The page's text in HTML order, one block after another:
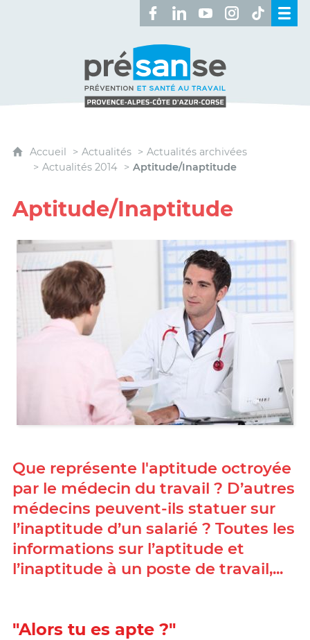
Retrouvez-nous sur Facebook
Retrouvez-nous sur
Retrouvez-nous sur
Retrouvez-
Accueil Actualités
Actualités archivées
Actualités 2014
Aptitude/Inaptitude
Aptitude/Inaptitude
Que représente l'aptitude octroyée
par le médecin du travail ? D’autres
médecins peuvent-ils statuer sur
l’inaptitude d’un salarié ? Toutes les
informations sur l’aptitude et
l’inaptitude à un poste de travail,...
"Alors tu es apte ?"